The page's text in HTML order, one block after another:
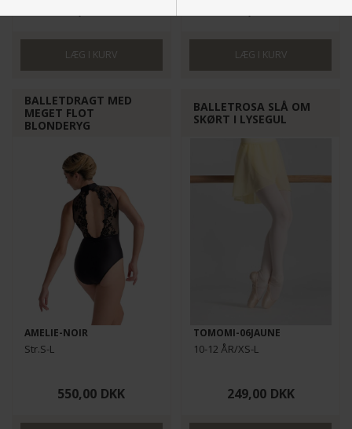
Funktionelle
BALLETDRAGT MED
MEGET FLOT
BLONDERYG
AMELIE-NOIR
Str.S-L
550,00 DKK
BALLETROSA SLÅ OM
SKØRT I LYSEGUL
TOMOMI-06JAUNE
10-12 ÅR/XS-L
249,00 DKK